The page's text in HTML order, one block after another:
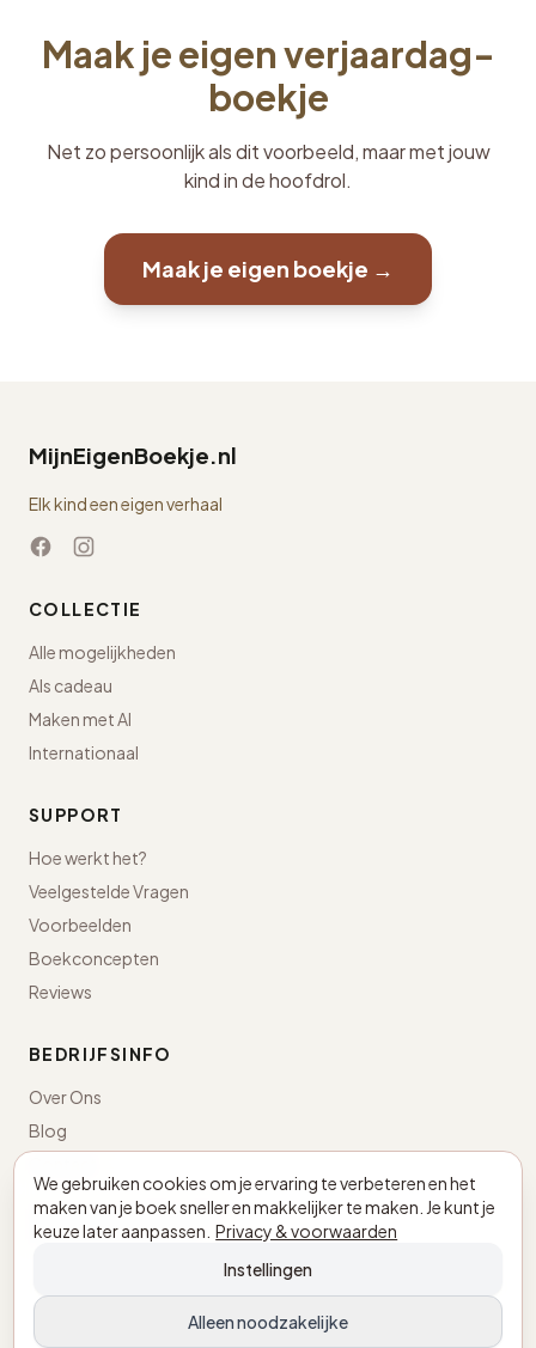
Maak je eigen verjaardag-
boekje
Net zo persoonlijk als dit voorbeeld, maar met jouw
kind in de hoofdrol.
Maak je eigen boekje →
MijnEigenBoekje.nl
Elk kind een eigen verhaal
COLLECTIE
Alle mogelijkheden
Als cadeau
Maken met AI
Internationaal
SUPPORT
Hoe werkt het?
Veelgestelde Vragen
Voorbeelden
Boekconcepten
Reviews
BEDRIJFSINFO
Over Ons
Blog
Nederland · KvK 98043498
BTW NL005305897B03
© 2026 MijnEigenBoekje.nl. Alle rechten voorbehouden.
We gebruiken cookies om je ervaring te verbeteren en het
maken van je boek sneller en makkelijker te maken. Je kunt je
keuze later aanpassen. Privacy & voorwaarden
Instellingen
Alleen noodzakelijke